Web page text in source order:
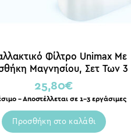
Φίλτρο Unimax Με
Μαγνησίου, Σετ Των 3
25,80€
– Αποστέλλεται σε 1-3 εργάσιμες
Προσθήκη στο καλάθι